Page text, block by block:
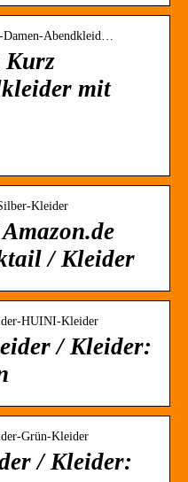
Damen-Abendkleid…
Kurz
mit
Kleider
/ Kleider
HUINI-Kleider
/ Kleider:
Grün-Kleider
/ Kleider: